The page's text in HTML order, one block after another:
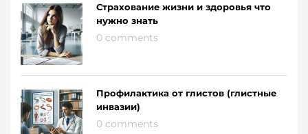
Страхование жизни и здоровья что
нужно знать
0 comments
Профилактика от глистов (глистные
инвазии)
0 comments